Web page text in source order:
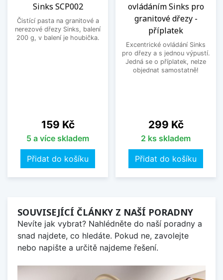
Sinks SCP002
Čistící pasta na granitové a
nerezové dřezy Sinks, balení
200 g, v balení je houbička.
Cena
159 Kč
5 a více skladem
Přidat do košíku
ovládáním Sinks pro
granitové dřezy -
příplatek
Excentrické ovládání Sinks
pro dřezy a s jednou výpustí.
Jedná se o příplatek, nelze
objednat samostatně!
Cena
299 Kč
2 ks skladem
Přidat do košíku
SOUVISEJÍCÍ ČLÁNKY Z NAŠÍ PORADNY
Nevíte jak vybrat? Nahlédněte do naší poradny a
snad najdete, co hledáte. Pokud ne, zavolejte
nebo napište a určitě najdeme řešení.